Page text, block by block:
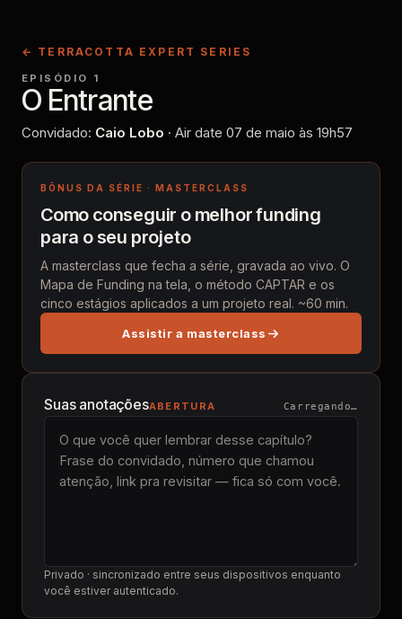
← TERRACOTTA EXPERT SERIES
EPISÓDIO 1
O Entrante
Convidado: Caio Lobo · Air date 07 de maio às 19h57
BÔNUS DA SÉRIE · MASTERCLASS
Como conseguir o melhor funding
para o seu projeto
A masterclass que fecha a série, gravada ao vivo. O
Mapa de Funding na tela, o método CAPTAR e os
cinco estágios aplicados a um projeto real. ~60 min.
Assistir a masterclass
Suas anotaçõesABERTURA Carregando…
Privado · sincronizado entre seus dispositivos enquanto
você estiver autenticado.